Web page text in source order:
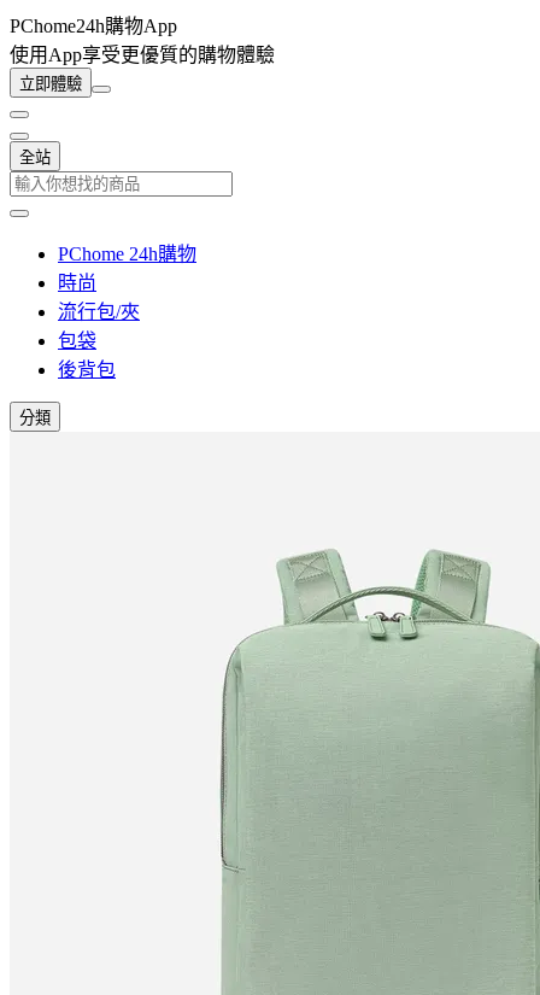
PChome24h購物App
使用App享受更優質的購物體驗
立即體驗
全站
PChome 24h購物
時尚
流行包/夾
包袋
後背包
分類